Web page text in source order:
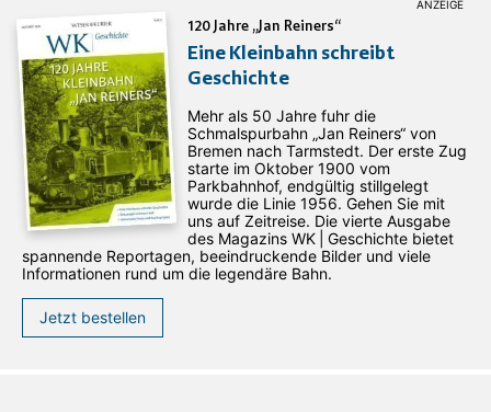
120 Jahre „Jan Reiners“
Eine Kleinbahn schreibt
Geschichte
Mehr als 50 Jahre fuhr die
Schmalspurbahn „Jan ­Reiners“ von
Bremen nach Tarmstedt. Der erste Zug
starte im Oktober 1900 vom
Parkbahnhof, endgültig stillgelegt
wurde die Linie 1956. Gehen Sie mit
uns auf Zeitreise. Die vierte Ausgabe
des ­Magazins WK | Geschichte bietet
spannende Reportagen, beeindruckende Bilder und viele
Informationen rund um die legendäre Bahn.
Jetzt bestellen